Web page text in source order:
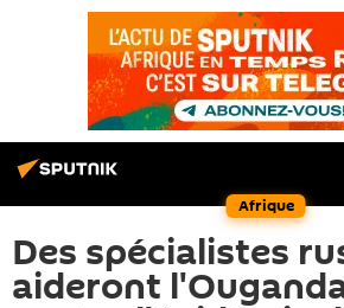
Afrique
Des spécialistes
aideront